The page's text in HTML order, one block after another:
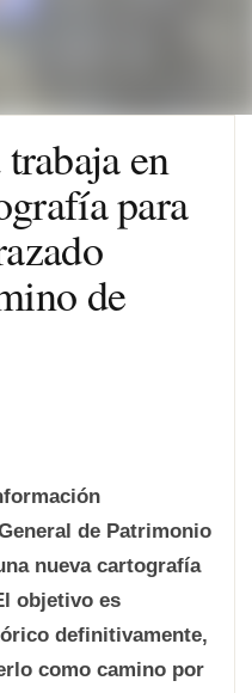
en
para
de
de Patrimonio
nueva cartografía
objetivo es
definitivamente,
como camino por